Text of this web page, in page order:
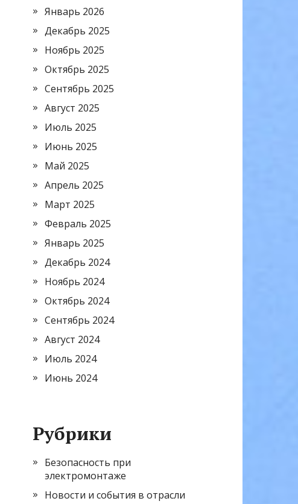
Январь 2026
Декабрь 2025
Ноябрь 2025
Октябрь 2025
Сентябрь 2025
Август 2025
Июль 2025
Июнь 2025
Май 2025
Апрель 2025
Март 2025
Февраль 2025
Январь 2025
Декабрь 2024
Ноябрь 2024
Октябрь 2024
Сентябрь 2024
Август 2024
Июль 2024
Июнь 2024
Рубрики
Безопасность при
электромонтаже
Новости и события в отрасли